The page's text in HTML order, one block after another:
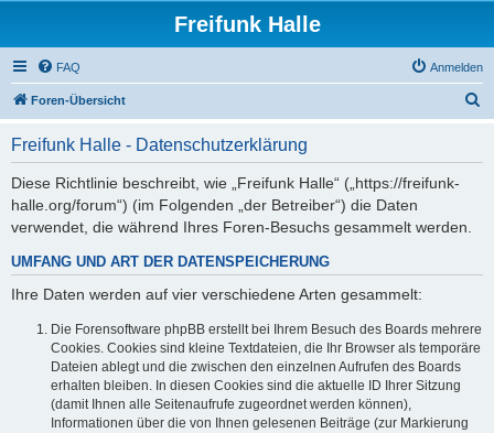
Freifunk Halle
FAQ Anmelden
Foren-Übersicht
Freifunk Halle - Datenschutzerklärung
Diese Richtlinie beschreibt, wie „Freifunk Halle“ („https://freifunk-
halle.org/forum“) (im Folgenden „der Betreiber“) die Daten
verwendet, die während Ihres Foren-Besuchs gesammelt werden.
UMFANG UND ART DER DATENSPEICHERUNG
Ihre Daten werden auf vier verschiedene Arten gesammelt:
Die Forensoftware phpBB erstellt bei Ihrem Besuch des Boards mehrere
Cookies. Cookies sind kleine Textdateien, die Ihr Browser als temporäre
Dateien ablegt und die zwischen den einzelnen Aufrufen des Boards
erhalten bleiben. In diesen Cookies sind die aktuelle ID Ihrer Sitzung
(damit Ihnen alle Seitenaufrufe zugeordnet werden können),
Informationen über die von Ihnen gelesenen Beiträge (zur Markierung